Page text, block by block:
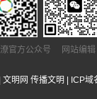
潦官方公众号 网站编
文明网 传播文明 ICP域